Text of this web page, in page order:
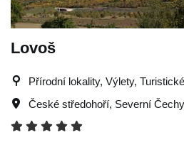
Lovoš
Přírodní lokality, Výlety,
České středohoří, Severní Čechy